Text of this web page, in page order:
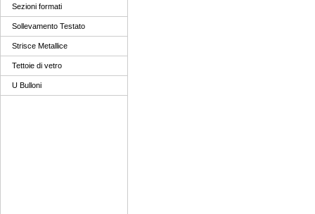
Sezioni formati
Sollevamento Testato
Strisce Metallice
Tettoie di vetro
U Bulloni